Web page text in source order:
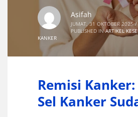
Asifah
JUMAT, 31 OKTOBER 2025 /
PUBLISHED IN ARTIKEL
KANKER
Remisi
Sel Kanker